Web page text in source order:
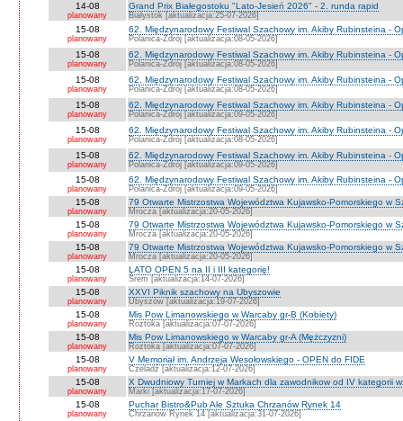
14-08
planowany
Grand Prix Białegostoku "Lato-Jesień 2026" - 2. runda rapid
Białystok [aktualizacja:25-07-2026]
15-08
planowany
62. Międzynarodowy Festiwal Szachowy im. Akiby Rubinsteina -
Polanica-Zdrój [aktualizacja:08-05-2026]
15-08
planowany
62. Międzynarodowy Festiwal Szachowy im. Akiby Rubinsteina -
Polanica-Zdrój [aktualizacja:08-05-2026]
15-08
planowany
62. Międzynarodowy Festiwal Szachowy im. Akiby Rubinsteina -
Polanica-Zdrój [aktualizacja:08-05-2026]
15-08
planowany
62. Międzynarodowy Festiwal Szachowy im. Akiby Rubinsteina -
Polanica-Zdrój [aktualizacja:09-05-2026]
15-08
planowany
62. Międzynarodowy Festiwal Szachowy im. Akiby Rubinsteina -
Polanica-Zdrój [aktualizacja:08-05-2026]
15-08
planowany
62. Międzynarodowy Festiwal Szachowy im. Akiby Rubinsteina -
Polanica-Zdrój [aktualizacja:09-05-2026]
15-08
planowany
62. Międzynarodowy Festiwal Szachowy im. Akiby Rubinsteina -
Polanica-Zdrój [aktualizacja:09-05-2026]
15-08
planowany
79 Otwarte Mistrzostwa Województwa Kujawsko-Pomorskiego w
Mrocza [aktualizacja:20-05-2026]
15-08
planowany
79 Otwarte Mistrzostwa Województwa Kujawsko-Pomorskiego w
Mrocza [aktualizacja:20-05-2026]
15-08
planowany
79 Otwarte Mistrzostwa Województwa Kujawsko-Pomorskiego w
Mrocza [aktualizacja:20-05-2026]
15-08
planowany
LATO OPEN 5 na II i III kategorię!
Śrem [aktualizacja:14-07-2026]
15-08
planowany
XXVI Piknik szachowy na Ubyszowie
Ubyszów [aktualizacja:19-07-2026]
15-08
planowany
Mis Pow Limanowskiego w Warcaby gr-B (Kobiety)
Roztoka [aktualizacja:07-07-2026]
15-08
planowany
Mis Pow Limanowskiego w Warcaby gr-A (Mężczyzni)
Roztoka [aktualizacja:07-07-2026]
15-08
planowany
V Memoriał im. Andrzeja Wesołowskiego - OPEN do FIDE
Czeladź [aktualizacja:12-07-2026]
15-08
planowany
X Dwudniowy Turniej w Markach dla zawodnikow od IV kategorii
Marki [aktualizacja:17-07-2026]
15-08
planowany
Puchar Bistro&Pub Ale Sztuka Chrzanów Rynek 14
Chrzanów Rynek 14 [aktualizacja:31-07-2026]